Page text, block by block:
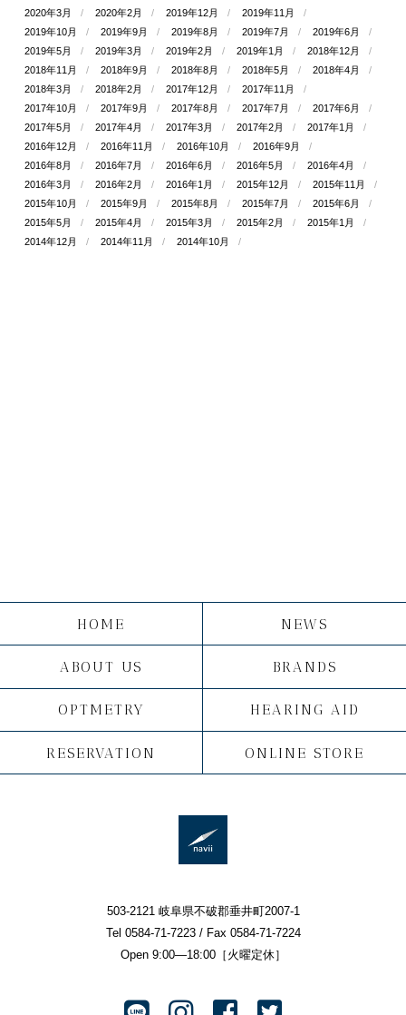
2020年3月
2020年2月 2019年12月
2019年11月
2019年10月
2019年9月 2019年8月 2019年7月
2019年6月
2019年5月
2019年3月 2019年2月 2019年1月
2018年12月
2018年11月
2018年9月 2018年8月 2018年5月
2018年4月
2018年3月
2018年2月 2017年12月
2017年11月
2017年10月
2017年9月 2017年8月 2017年7月
2017年6月
2017年5月
2017年4月 2017年3月 2017年2月
2017年1月
2016年12月
2016年11月 2016年10月
2016年9月
2016年8月
2016年7月 2016年6月 2016年5月
2016年4月
2016年3月
2016年2月 2016年1月 2015年12月
2015年11月
2015年10月
2015年9月 2015年8月 2015年7月
2015年6月
2015年5月
2015年4月 2015年3月 2015年2月
2015年1月
2014年12月
2014年11月 2014年10月
HOME NEWS
ABOUT US BRANDS
OPTMETRY HEARING AID
RESERVATION ONLINE STORE
503-2121 岐阜県不破郡垂井町2007-1
Tel 0584-71-7223 / Fax 0584-71-7224
Open 9:00—18:00［火曜定休］